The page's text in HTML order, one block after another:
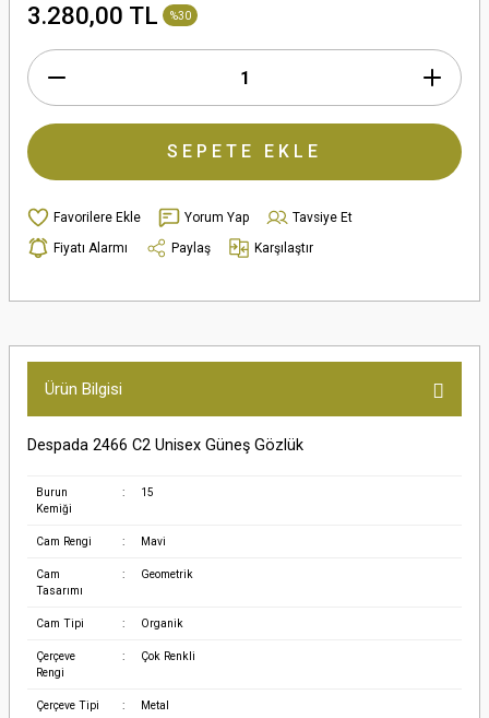
3.280,00 TL %30
SEPETE EKLE
Yorum Yap
Tavsiye Et
Fiyatı Alarmı
Paylaş Karşılaştır
Ürün Bilgisi
Despada 2466 C2 Unisex Güneş Gözlük
Burun
Kemiği
: 15
Cam Rengi : Mavi
Cam
Tasarımı
: Geometrik
Cam Tipi : Organik
Çerçeve
Rengi
: Çok Renkli
Çerçeve Tipi : Metal